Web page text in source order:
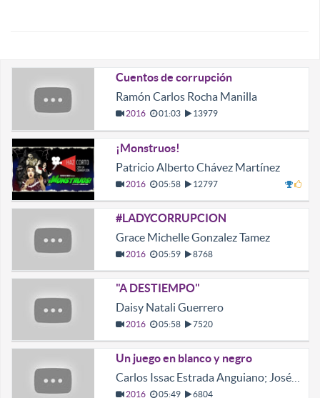
Cuentos de corrupción
Ramón Carlos Rocha Manilla
2016 01:03 13979
¡Monstruos!
Patricio Alberto Chávez Martínez
2016 05:58 12797
#LADYCORRUPCION
Grace Michelle Gonzalez Tamez
2016 05:59 8768
"A DESTIEMPO"
Daisy Natali Guerrero
2016 05:58 7520
Un juego en blanco y negro
Carlos Issac Estrada Anguiano; José Adrián Villarreal Cantú
2016 05:49 6804